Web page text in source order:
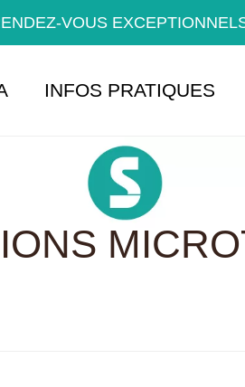
VOUS
INFOS PRATIQUES